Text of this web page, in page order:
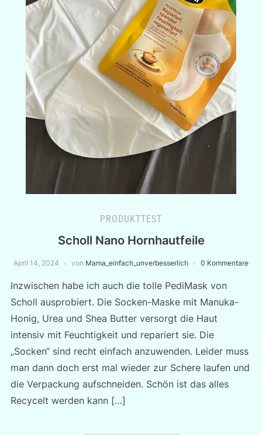
PRODUKTTEST
Scholl Nano Hornhautfeile
April 14, 2024 von Mama_einfach_unverbesserlich 0 Kommentare
Inzwischen habe ich auch die tolle PediMask von
Scholl ausprobiert. Die Socken-Maske mit Manuka-
Honig, Urea und Shea Butter versorgt die Haut
intensiv mit Feuchtigkeit und repariert sie. Die
„Socken“ sind recht einfach anzuwenden. Leider muss
man dann doch erst mal wieder zur Schere laufen und
die Verpackung aufschneiden. Schön ist das alles
Recycelt werden kann […]